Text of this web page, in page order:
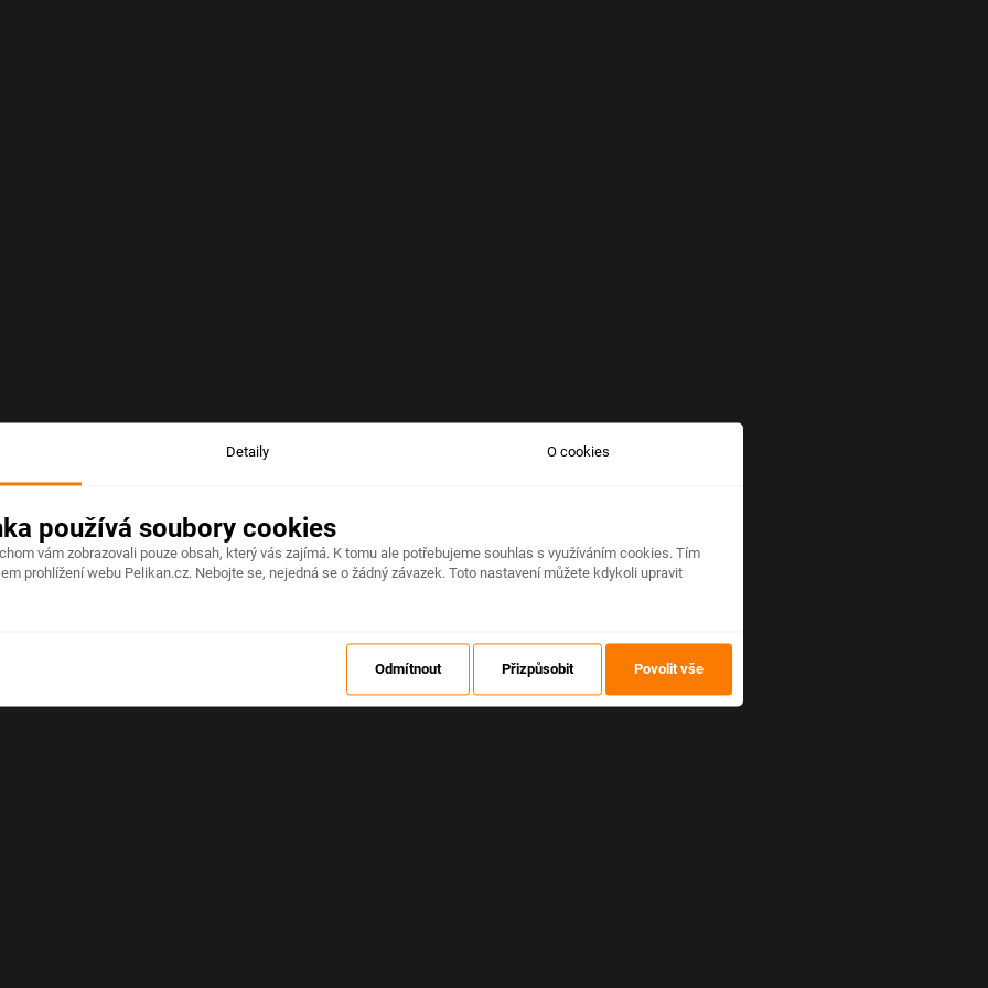
Na stránce došlo k neočekávané chybě
Detaily O cookies
používá soubory cookies
vám zobrazovali pouze obsah, který vás zajímá. K tomu ale potřebujeme souhlas s využíváním cookies. Tím
prohlížení webu Pelikan.cz. Nebojte se, nejedná se o žádný závazek. Toto nastavení můžete kdykoli upravit
Odmítnout Přizpůsobit Povolit vše